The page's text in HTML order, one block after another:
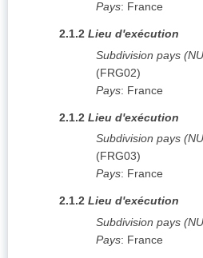
Pays: France
2.1.2 Lieu d'exécution
Subdivision pays
(FRG02)
Pays: France
2.1.2 Lieu d'exécution
Subdivision pays
(FRG03)
Pays: France
2.1.2 Lieu d'exécution
Subdivision pays
Pays: France